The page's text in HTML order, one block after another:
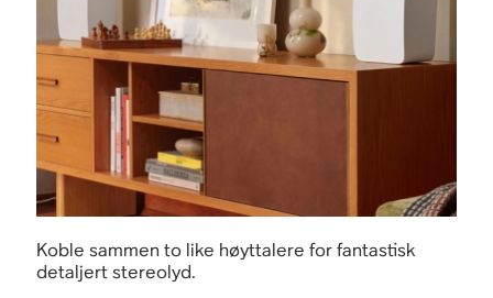
Koble sammen to like høyttalere for fantastisk
detaljert stereolyd.